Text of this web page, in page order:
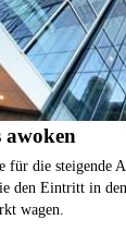
awoken
für die steigende
den Eintritt in
wagen.